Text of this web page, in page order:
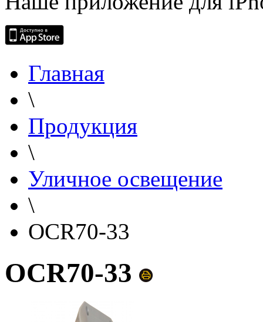
Главная
\
Продукция
\
Уличное освещение
\
OCR70-33
OCR70-33